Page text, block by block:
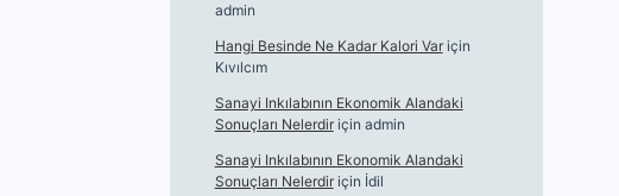
admin
Hangi Besinde Ne Kadar Kalori Variçin
Kıvılcım
Sanayi Inkılabının Ekonomik Alandaki
Sonuçları Nelerdiriçin admin
Sanayi Inkılabının Ekonomik Alandaki
Sonuçları Nelerdiriçin İdil